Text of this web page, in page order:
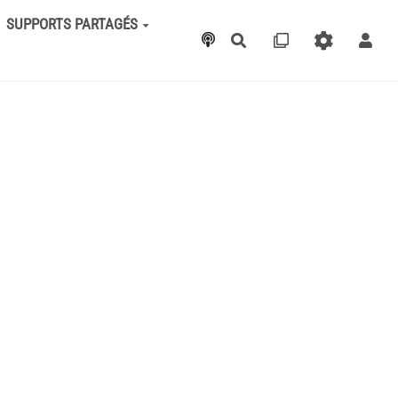
SUPPORTS PARTAGÉS
Rechercher